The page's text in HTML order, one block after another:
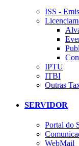
ISS -
IPTU
ITBI
Outras
SERVIDOR
Portal do
WebMail